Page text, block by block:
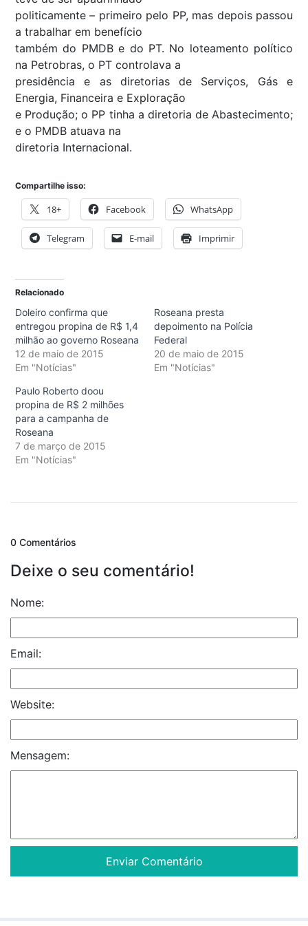
politicamente – primeiro pelo PP, mas depois passou
a trabalhar em benefício
também do PMDB e do PT. No loteamento político
na Petrobras, o PT controlava a
presidência e as diretorias de Serviços, Gás e
Energia, Financeira e Exploração
e Produção; o PP tinha a diretoria de Abastecimento;
e o PMDB atuava na
diretoria Internacional.
Compartilhe isso:
18+ Facebook WhatsApp
Telegram E-mail Imprimir
Relacionado
Doleiro confirma que
entregou propina de R$ 1,4
milhão ao governo Roseana
12 de maio de 2015
Em "Notícias"
Roseana presta
depoimento na Polícia
Federal
20 de maio de 2015
Em "Notícias"
Paulo Roberto doou
propina de R$ 2 milhões
para a campanha de
Roseana
7 de março de 2015
Em "Notícias"
0 Comentários
Deixe o seu comentário!
Nome:
Email:
Website:
Mensagem: